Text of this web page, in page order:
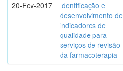
20-Fev-2017
Identificação e
desenvolvimento de
indicadores de
qualidade para
serviços de revisão
da farmacoterapia